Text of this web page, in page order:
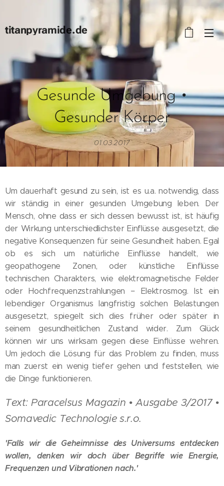
titanpyramide.de
Gesunde Umgebung •
Gesunder Körper
01.03.2017
Um dauerhaft gesund zu sein, ist es u.a. notwendig, dass
wir ständig in einer gesunden Umgebung leben. Der
Mensch, ohne dass er sich dessen bewusst ist, ist häufig
der Wirkung unterschiedlichster Einflüsse ausgesetzt, die
negative Konsequenzen für seine Gesundheit haben. Egal
ob es sich um natürliche Einflüsse handelt, wie
geopathogene Zonen, oder künstliche Einflüsse
technischen Charakters, wie elektromagnetische Felder
oder Hochfrequenzstrahlungen − Elektrosmog. Ist ein
lebendiger Organismus langfristig solchen Belastungen
ausgesetzt, spiegelt sich dies früher oder später in
seinem gesundheitlichen Zustand wider. Zum Glück
können wir uns wirksam gegen diese Einflüsse wehren.
Um jedoch die Lösung für das Problem zu finden, muss
man zuerst ein wenig tiefer gehen und feststellen, wie
die Dinge funktionieren.
Text: Paracelsus Magazin • Ausgabe 3/2017 •
Somavedic Technologie s.r.o.
'Falls wir die Geheimnisse des Universums entdecken
wollen, denken wir doch über Begriffe wie Energie,
Frequenzen und Vibrationen nach.'